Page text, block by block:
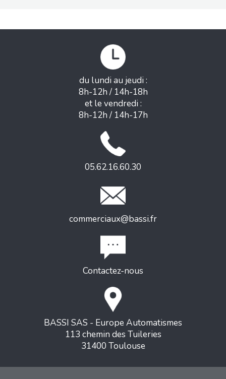
du lundi au jeudi :
8h-12h / 14h-18h
et le vendredi :
8h-12h / 14h-17h
05.62.16.60.30
commerciaux@bassi.fr
Contactez-nous
BASSI SAS - Europe Automatismes
113 chemin des Tuileries
31400 Toulouse